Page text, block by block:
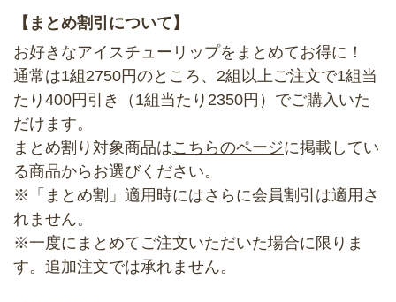
【まとめ割引について】
お好きなアイスチューリップをまとめてお得に！
通常は1組2750円のところ、2組以上ご注文で1組当
たり400円引き（1組当たり2350円）でご購入いた
だけます。
まとめ割り対象商品はこちらのページに掲載してい
る商品からお選びください。
※「まとめ割」適用時にはさらに会員割引は適用さ
れません。
※一度にまとめてご注文いただいた場合に限りま
す。追加注文では承れません。